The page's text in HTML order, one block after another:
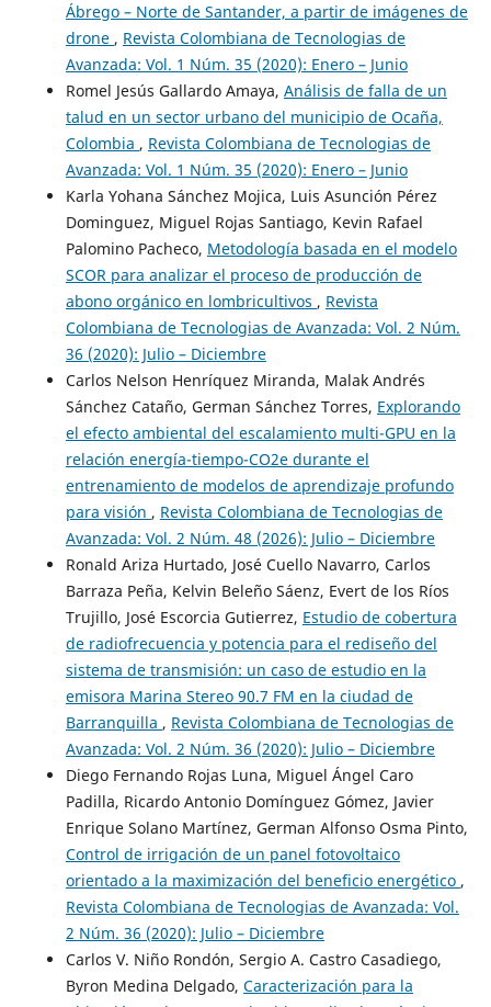
Ábrego – Norte de Santander, a partir de imágenes de
drone , Revista Colombiana de Tecnologias de
Avanzada: Vol. 1 Núm. 35 (2020): Enero – Junio
Romel Jesús Gallardo Amaya, Análisis de falla de un
talud en un sector urbano del municipio de Ocaña,
Colombia , Revista Colombiana de Tecnologias de
Avanzada: Vol. 1 Núm. 35 (2020): Enero – Junio
Karla Yohana Sánchez Mojica, Luis Asunción Pérez
Dominguez, Miguel Rojas Santiago, Kevin Rafael
Palomino Pacheco, Metodología basada en el modelo
SCOR para analizar el proceso de producción de
abono orgánico en lombricultivos , Revista
Colombiana de Tecnologias de Avanzada: Vol. 2 Núm.
36 (2020): Julio – Diciembre
Carlos Nelson Henríquez Miranda, Malak Andrés
Sánchez Cataño, German Sánchez Torres, Explorando
el efecto ambiental del escalamiento multi-GPU en la
relación energía-tiempo-CO2e durante el
entrenamiento de modelos de aprendizaje profundo
para visión , Revista Colombiana de Tecnologias de
Avanzada: Vol. 2 Núm. 48 (2026): Julio – Diciembre
Ronald Ariza Hurtado, José Cuello Navarro, Carlos
Barraza Peña, Kelvin Beleño Sáenz, Evert de los Ríos
Trujillo, José Escorcia Gutierrez, Estudio de cobertura
de radiofrecuencia y potencia para el rediseño del
sistema de transmisión: un caso de estudio en la
emisora Marina Stereo 90.7 FM en la ciudad de
Barranquilla , Revista Colombiana de Tecnologias de
Avanzada: Vol. 2 Núm. 36 (2020): Julio – Diciembre
Diego Fernando Rojas Luna, Miguel Ángel Caro
Padilla, Ricardo Antonio Domínguez Gómez, Javier
Enrique Solano Martínez, German Alfonso Osma Pinto,
Control de irrigación de un panel fotovoltaico
orientado a la maximización del beneficio energético ,
Revista Colombiana de Tecnologias de Avanzada: Vol.
2 Núm. 36 (2020): Julio – Diciembre
Carlos V. Niño Rondón, Sergio A. Castro Casadiego,
Byron Medina Delgado, Caracterización para la